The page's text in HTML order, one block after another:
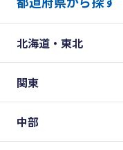
北海道・東北
関東
中部